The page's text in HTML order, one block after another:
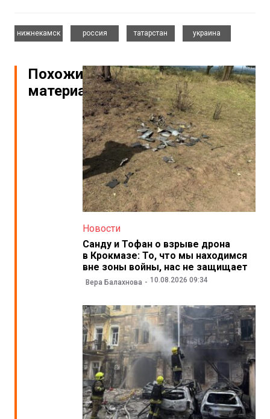
нижнекамск
россия
татарстан
украина
Похожие
материалы
Новости
Санду и Тофан о взрыве дрона
в Крокмазе: То, что мы находимся
вне зоны войны, нас не защищает
Вера Балахнова 10.08.2026 09:34